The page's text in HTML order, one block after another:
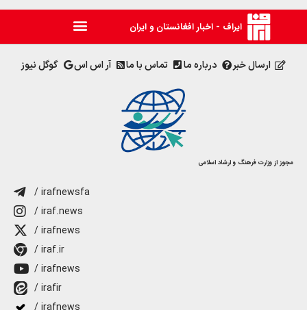
ایراف - اخبار افغانستان و ایران
ارسال خبر درباره ما تماس با ما آر اس اس گوگل نیوز
مجوز از وزارت فرهنگ و ارشاد اسلامی
/ irafnewsfa
/ iraf.news
/ irafnews
/ iraf.ir
/ irafnews
/ irafir